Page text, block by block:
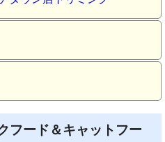
フード＆キャットフー